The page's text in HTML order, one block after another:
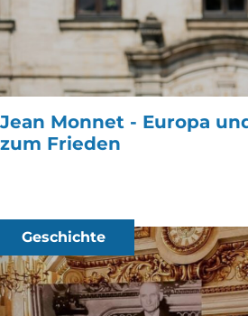
Jean Monnet - Europa
zum Frieden
Geschichte